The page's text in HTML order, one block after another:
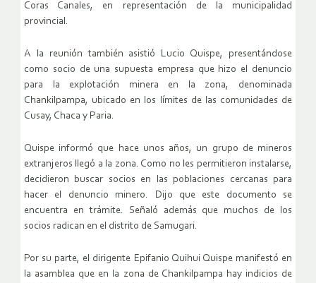
Coras Canales, en representación de la municipalidad
provincial.
A la reunión también asistió Lucio Quispe, presentándose
como socio de una supuesta empresa que hizo el denuncio
para la explotación minera en la zona, denominada
Chankilpampa, ubicado en los límites de las comunidades de
Cusay, Chaca y Paria.
Quispe informó que hace unos años, un grupo de mineros
extranjeros llegó a la zona. Como no les permitieron instalarse,
decidieron buscar socios en las poblaciones cercanas para
hacer el denuncio minero. Dijo que este documento se
encuentra en trámite. Señaló además que muchos de los
socios radican en el distrito de Samugari.
Por su parte, el dirigente Epifanio Quihui Quispe manifestó en
la asamblea que en la zona de Chankilpampa hay indicios de